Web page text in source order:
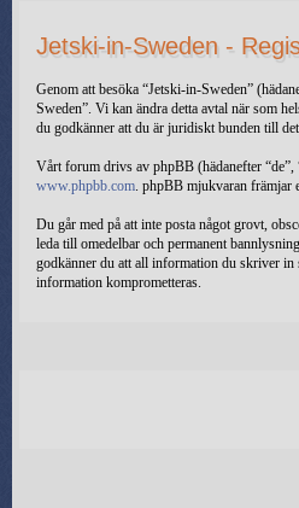
Jetski-in-Sweden -
Genom att besöka “Jetski-in-Sweden”
Sweden”. Vi kan ändra detta avtal när som
du godkänner att du är juridiskt bunden till
Vårt forum drivs av phpBB (hädanefter
www.phpbb.com. phpBB mjukvaran främjar
Du går med på att inte posta något grovt,
leda till omedelbar och permanent
godkänner du att all information du skriver in
information komprometteras.